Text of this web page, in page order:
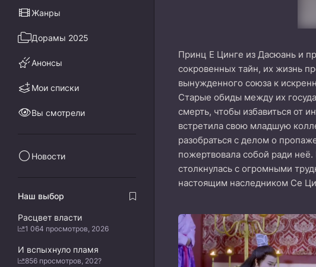
Принц Е Цинге из Дасюань и
сокровенных тайн, их жизнь
вынужденного союза к
Старые обиды между их
смерть, чтобы избавиться от
встретила свою младшую
разобраться с делом о
пожертвовала собой ради
столкнулась с огромными
настоящим наследником Се
Жанры
Дорамы 2025
Анонсы
Мои списки
Вы смотрели
Новости
Наш выбор
Расцвет власти
1 064 просмотров, 2026
И вспыхнуло пламя
856 просмотров, 202?